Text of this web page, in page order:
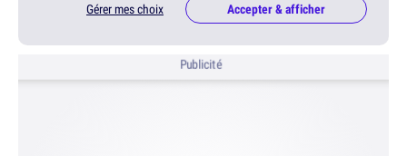
Gérer mes choix Accepter & afficher
Publicité